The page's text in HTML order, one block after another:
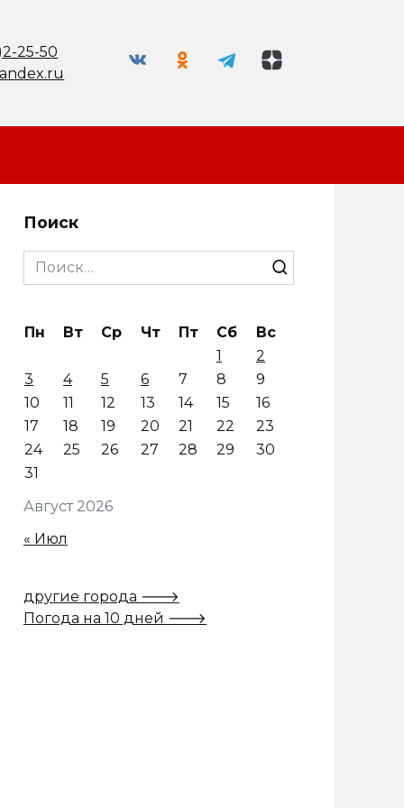
25-50
Поиск
Search
for:
Август 2026
Пн Вт Ср Чт Пт Сб
Вс
1
2
3
4 5 6 7 8
9
10
11 12 13 14 15
16
17
18 19 20 21 22
23
24
25 26 27 28 29
30
31
« Июл
другие города 🡒
Погода на 10 дней 🡒